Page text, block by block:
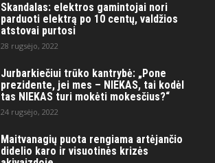
Skandalas: elektros gamintojai nori
parduoti elektrą po 10 centų, valdžios
atstovai purtosi
28 rugsėjo, 2022
Jurbarkiečiui trūko kantrybė: „Pone
prezidente, jei mes – NIEKAS, tai kodėl
tas NIEKAS turi mokėti mokesčius?“
24 rugsėjo, 2022
Maitvanagių puota rengiama artėjančio
didelio karo ir visuotinės krizės